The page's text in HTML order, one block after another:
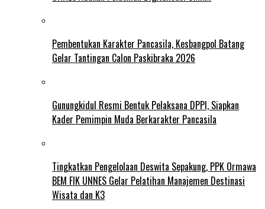
Pembentukan Karakter Pancasila, Kesbangpol Batang
Gelar Tantingan Calon Paskibraka 2026
Gunungkidul Resmi Bentuk Pelaksana DPPI, Siapkan
Kader Pemimpin Muda Berkarakter Pancasila
Tingkatkan Pengelolaan Deswita Sepakung, PPK Ormawa
BEM FIK UNNES Gelar Pelatihan Manajemen Destinasi
Wisata dan K3